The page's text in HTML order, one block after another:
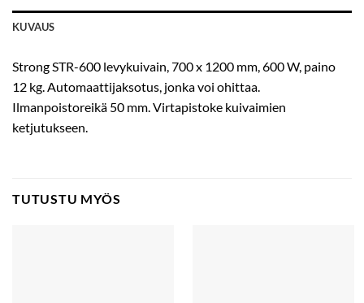
KUVAUS
Strong STR-600 levykuivain, 700 x 1200 mm, 600 W, paino
12 kg. Automaattijaksotus, jonka voi ohittaa.
Ilmanpoistoreikä 50 mm. Virtapistoke kuivaimien
ketjutukseen.
TUTUSTU MYÖS